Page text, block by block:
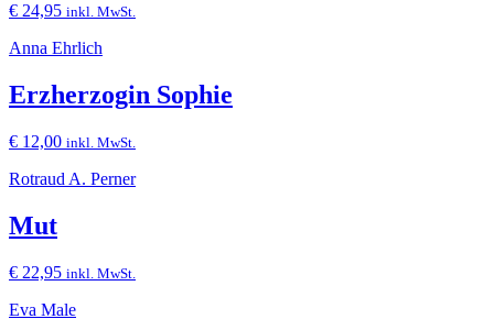
€ 24,95 inkl. MwSt.
Anna Ehrlich
Erzherzogin Sophie
€ 12,00 inkl. MwSt.
Rotraud A. Perner
Mut
€ 22,95 inkl. MwSt.
Eva Male